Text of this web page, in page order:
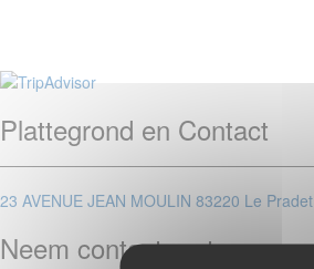
Plattegrond en Contact
23 AVENUE JEAN MOULIN 83220 Le Pradet
Neem contact met ons op